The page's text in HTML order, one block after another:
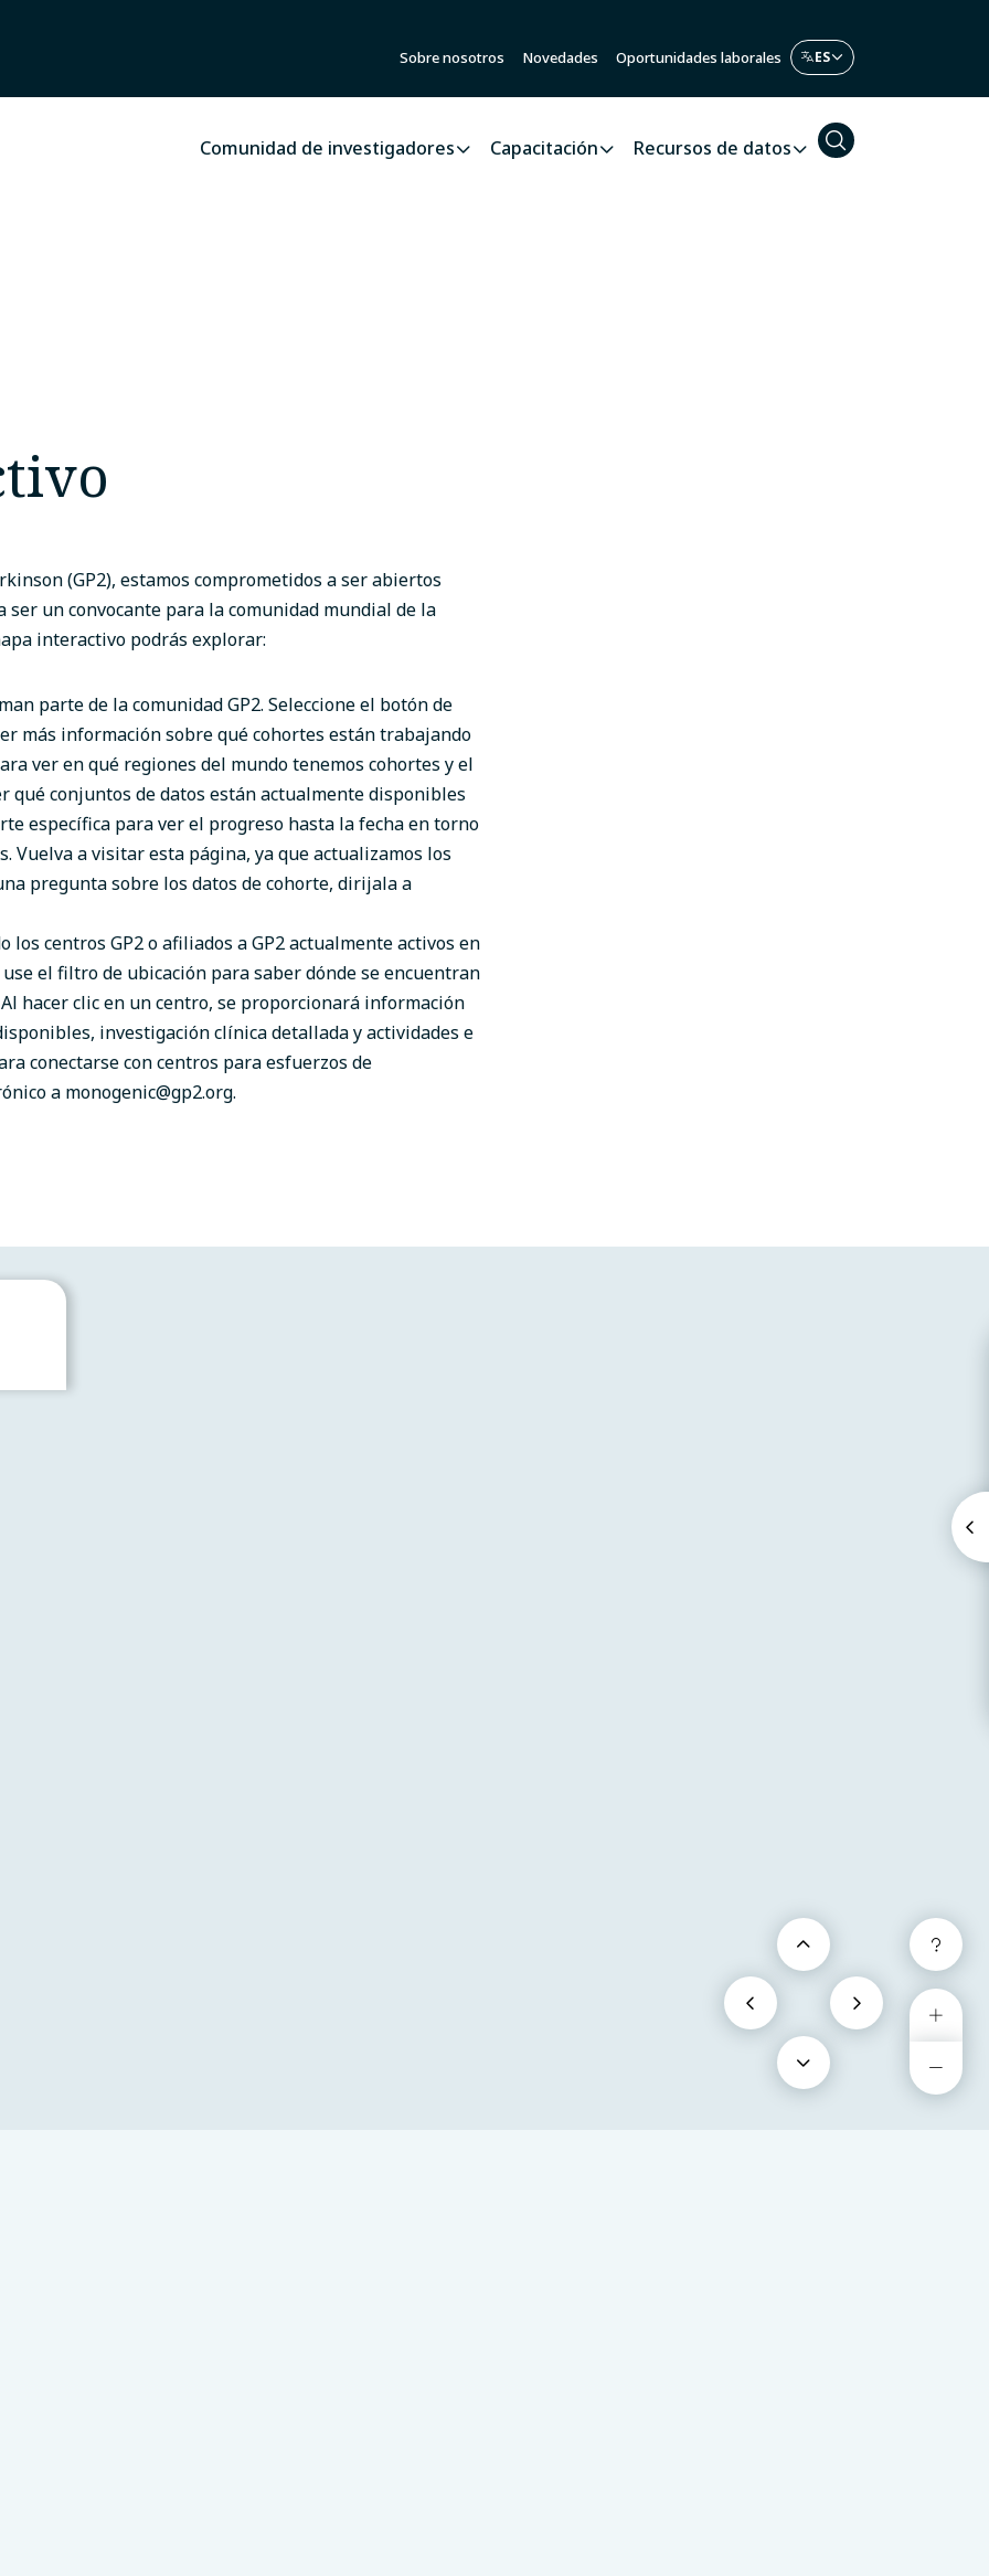
Sobre nosotros Novedades Oportunidades laborales
Comunidad de investigadores Capacitación Recursos de datos
(GP2), estamos comprometidos a ser abiertos
un convocante para la comunidad mundial de la
interactivo podrás explorar:
parte de la comunidad GP2. Seleccione el botón de
más información sobre qué cohortes están trabajando
ver en qué regiones del mundo tenemos cohortes y el
qué conjuntos de datos están actualmente disponibles
específica para ver el progreso hasta la fecha en torno
Vuelva a visitar esta página, ya que actualizamos los
pregunta sobre los datos de cohorte, dirijala a
los centros GP2 o afiliados a GP2 actualmente activos en
el filtro de ubicación para saber dónde se encuentran
hacer clic en un centro, se proporcionará información
investigación clínica detallada y actividades e
conectarse con centros para esfuerzos de
a monogenic@gp2.org.